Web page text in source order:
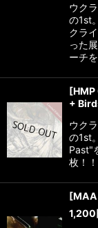
ウク
の1st
クラ
った
ーチ
+
ウク
の1st
Past"
枚！
1,200